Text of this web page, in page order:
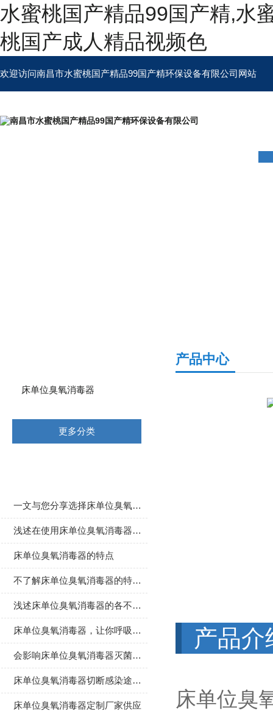
水蜜桃国产精品99国产精,水
桃国产成人精品视频色
欢迎访问南昌市水蜜桃国产精品99国产精环保设备有限公司网站
床单位臭氧消毒器
更多分类
一文与您分享选择床单位臭氧消毒器时应考虑的关键要点
浅述在使用床单位臭氧消毒器时需要注意的事项
床单位臭氧消毒器的特点
不了解床单位臭氧消毒器的特点？进来看
浅述床单位臭氧消毒器的各不同保养种类方法
床单位臭氧消毒器，让你呼吸更加健康！
会影响床单位臭氧消毒器灭菌效果的三大因素介绍
床单位臭氧消毒器切断感染途径的必要消毒手段
床单位臭氧消毒器定制厂家供应
产品中心
产品介
床单位臭